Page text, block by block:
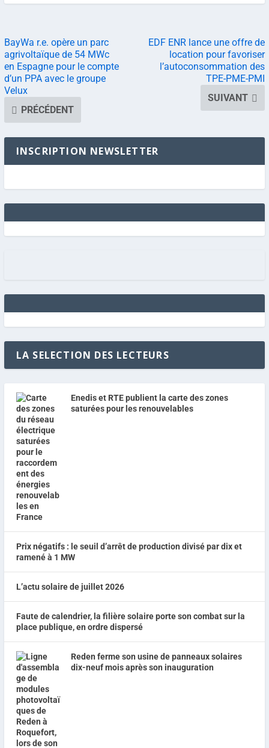
BayWa r.e. opère un parc
agrivoltaïque de 54 MWc
en Espagne pour le compte
d’un PPA avec le groupe
Velux
PRÉCÉDENT
EDF ENR lance une offre de
location pour favoriser
l’autoconsommation des
TPE-PME-PMI
SUIVANT
INSCRIPTION NEWSLETTER
LA SELECTION DES LECTEURS
Enedis et RTE publient la carte des zones
saturées pour les renouvelables
Prix négatifs : le seuil d’arrêt de production divisé par dix et
ramené à 1 MW
L’actu solaire de juillet 2026
Faute de calendrier, la filière solaire porte son combat sur la
place publique, en ordre dispersé
Reden ferme son usine de panneaux solaires
dix-neuf mois après son inauguration